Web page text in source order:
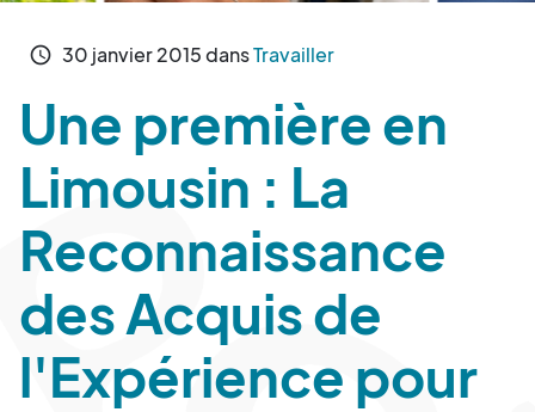
schedule 30 janvier2015dansTravailler
Une première en
Limousin : La
Reconnaissance
des Acquis de
l'Expérience pour